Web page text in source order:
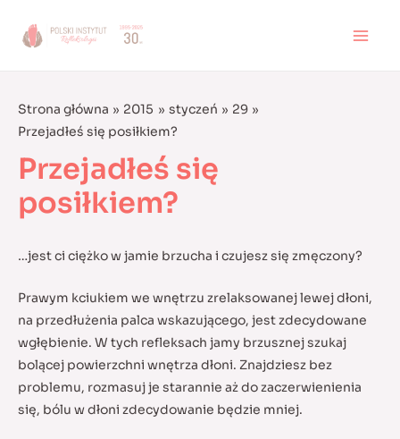
Strona główna 2015 styczeń
29
Przejadłeś się posiłkiem?
Przejadłeś się
posiłkiem?
…jest ci ciężko w jamie brzucha i czujesz się zmęczony?
Prawym kciukiem we wnętrzu zrelaksowanej lewej dłoni,
na przedłużenia palca wskazującego, jest zdecydowane
wgłębienie. W tych refleksach jamy brzusznej szukaj
bolącej powierzchni wnętrza dłoni. Znajdziesz bez
problemu, rozmasuj je starannie aż do zaczerwienienia
się, bólu w dłoni zdecydowanie będzie mniej.